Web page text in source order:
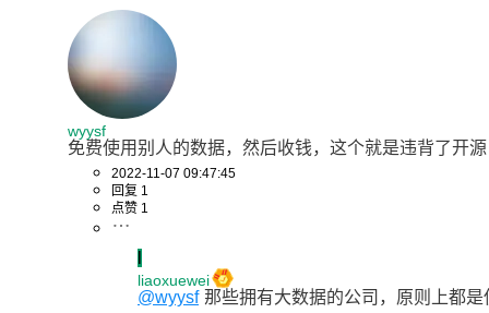
wyysf
免费使用别人的数据，然后收钱，这个就是违背了开源
2022-11-07 09:47:45
回复 1
点赞 1
liaoxuewei
@wyysf 那些拥有大数据的公司，原则上都